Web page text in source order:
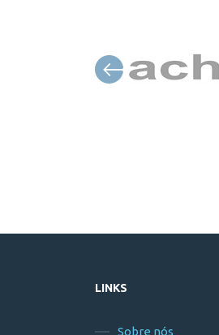
LINKS
Sobre nós